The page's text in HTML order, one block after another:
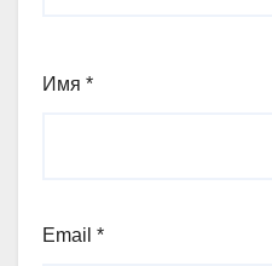
Имя *
Email *